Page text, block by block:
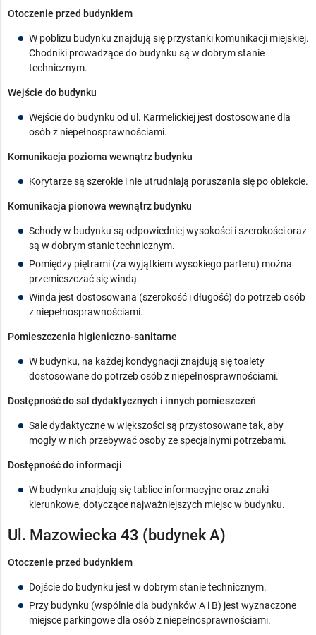
Otoczenie przed budynkiem
W pobliżu budynku znajdują się przystanki komunikacji miejskiej.
Chodniki prowadzące do budynku są w dobrym stanie
technicznym.
Wejście do budynku
Wejście do budynku od ul. Karmelickiej jest dostosowane dla
osób z niepełnosprawnościami.
Komunikacja pozioma wewnątrz budynku
Korytarze są szerokie i nie utrudniają poruszania się po obiekcie.
Komunikacja pionowa wewnątrz budynku
Schody w budynku są odpowiedniej wysokości i szerokości oraz
są w dobrym stanie technicznym.
Pomiędzy piętrami (za wyjątkiem wysokiego parteru) można
przemieszczać się windą.
Winda jest dostosowana (szerokość i długość) do potrzeb osób
z niepełnosprawnościami.
Pomieszczenia higieniczno-sanitarne
W budynku, na każdej kondygnacji znajdują się toalety
dostosowane do potrzeb osób z niepełnosprawnościami.
Dostępność do sal dydaktycznych i innych pomieszczeń
Sale dydaktyczne w większości są przystosowane tak, aby
mogły w nich przebywać osoby ze specjalnymi potrzebami.
Dostępność do informacji
W budynku znajdują się tablice informacyjne oraz znaki
kierunkowe, dotyczące najważniejszych miejsc w budynku.
Ul. Mazowiecka 43 (budynek A)
Otoczenie przed budynkiem
Dojście do budynku jest w dobrym stanie technicznym.
Przy budynku (wspólnie dla budynków A i B) jest wyznaczone
miejsce parkingowe dla osób z niepełnosprawnościami.